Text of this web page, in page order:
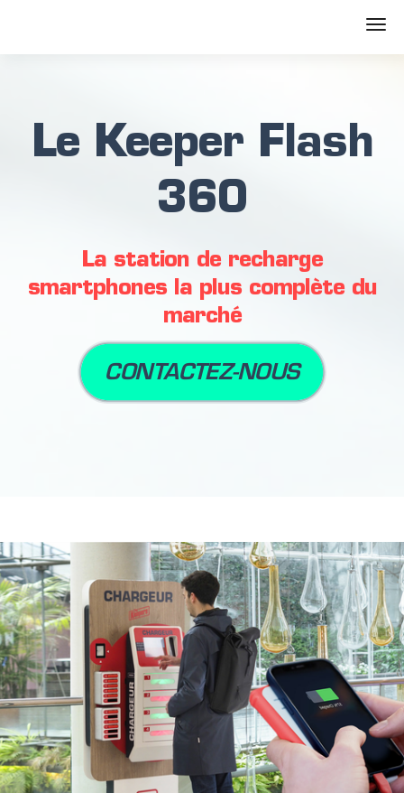
Le Keeper Flash
360
La station de recharge
smartphones la plus complète du
marché
CONTACTEZ-NOUS